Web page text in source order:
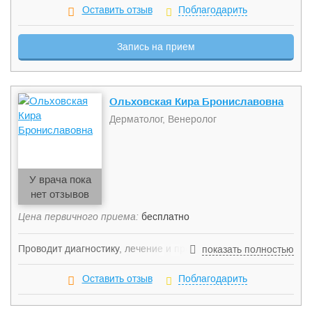
биоревитализацию, биорепарацию, мезотерапию,
аппаратную косметологию.
Оставить отзыв Поблагодарить
Запись на прием
У врача пока
нет отзывов
Ольховская Кира Брониславовна
Дерматолог, Венеролог
Цена первичного приема: бесплатно
Проводит диагностику, лечение и профилактику
генитального герпеса, гонореи, сифилиса, микоплазмоза,
папилломавируса (ВПЧ), сифилиса, трихомониаза,
заболеваний, передающихся половым путем.
показать полностью
Оставить отзыв Поблагодарить